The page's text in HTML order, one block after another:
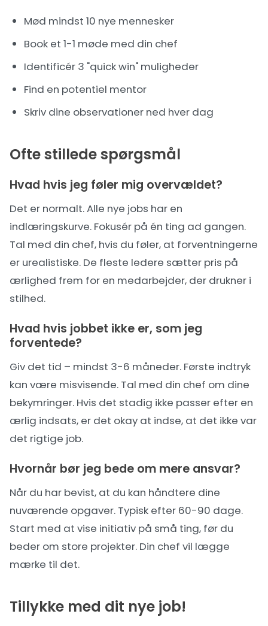
Mød mindst 10 nye mennesker
Book et 1-1 møde med din chef
Identificér 3 "quick win" muligheder
Find en potentiel mentor
Skriv dine observationer ned hver dag
Ofte stillede spørgsmål
Hvad hvis jeg føler mig overvældet?
Det er normalt. Alle nye jobs har en
indlæringskurve. Fokusér på én ting ad gangen.
Tal med din chef, hvis du føler, at forventningerne
er urealistiske. De fleste ledere sætter pris på
ærlighed frem for en medarbejder, der drukner i
stilhed.
Hvad hvis jobbet ikke er, som jeg
forventede?
Giv det tid – mindst 3-6 måneder. Første indtryk
kan være misvisende. Tal med din chef om dine
bekymringer. Hvis det stadig ikke passer efter en
ærlig indsats, er det okay at indse, at det ikke var
det rigtige job.
Hvornår bør jeg bede om mere ansvar?
Når du har bevist, at du kan håndtere dine
nuværende opgaver. Typisk efter 60-90 dage.
Start med at vise initiativ på små ting, før du
beder om store projekter. Din chef vil lægge
mærke til det.
Tillykke med dit nye job!